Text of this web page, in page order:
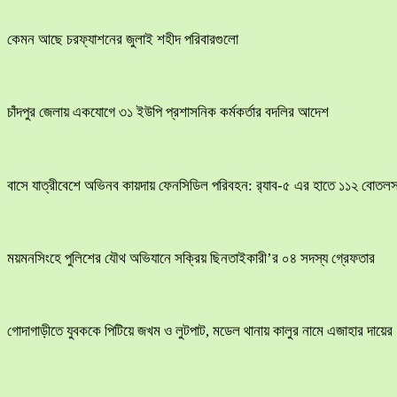
কেমন আছে চরফ্যাশনের জুলাই শহীদ পরিবারগুলো
চাঁদপুর জেলায় একযোগে ৩১ ইউপি প্রশাসনিক কর্মকর্তার বদলির আদেশ
বাসে যাত্রীবেশে অভিনব কায়দায় ফেনসিডিল পরিবহন: র‍্যাব-৫ এর হাতে ১১২
ময়মনসিংহে পুলিশের যৌথ অভিযানে সক্রিয় ছিনতাইকারী’র ০৪ সদস্য গ্রেফতার
​গোদাগাড়ীতে যুবককে পিটিয়ে জখম ও লুটপাট, মডেল থানায় কালুর নামে এজাহার দায়ের